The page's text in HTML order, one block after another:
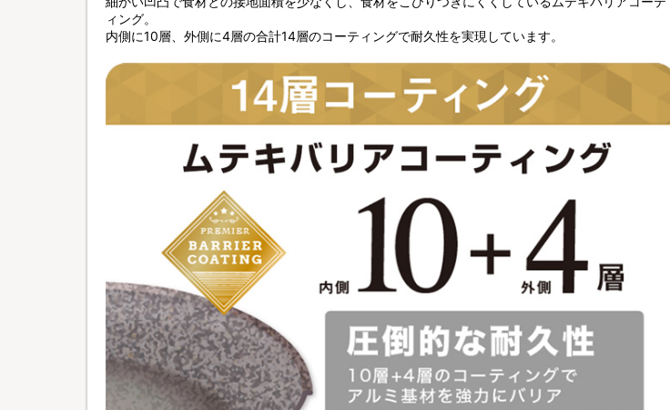
ィング。
内側に10層、外側に4層の合計14層のコーティングで耐久性を実現しています。